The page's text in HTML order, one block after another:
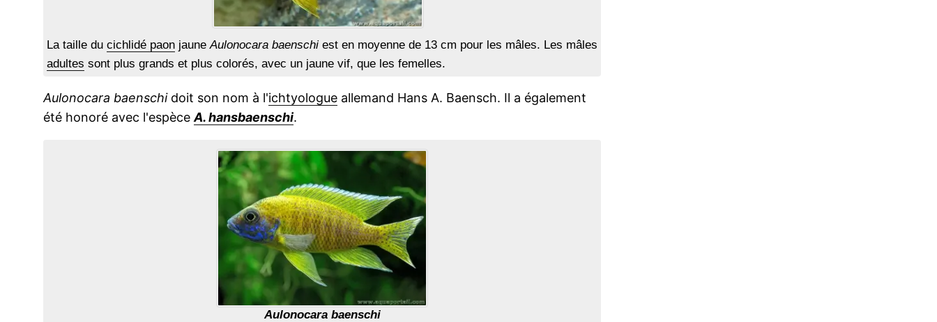
La taille du cichlidé paon jauneAulonocara baenschi est en moyenne de 13 cm pour les mâles. Les mâles
adultes sont plus grands et plus colorés, avec un jaune vif, que les femelles.
Aulonocara baenschidoit son nom à l'ichtyologue allemand Hans A. Baensch. Il a également
été honoré avec l'espèce A. hansbaenschi.
Aulonocara baenschi